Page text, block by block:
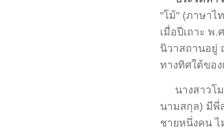
"โม้" (ภาษาไ
เมื่อปีเถาะ พ
นิวาสถานอยู่
ทางทิศใต้ขอ
นางสาวโ
นามสกุล) มีพี่
ชายหนึ่งคน ไ